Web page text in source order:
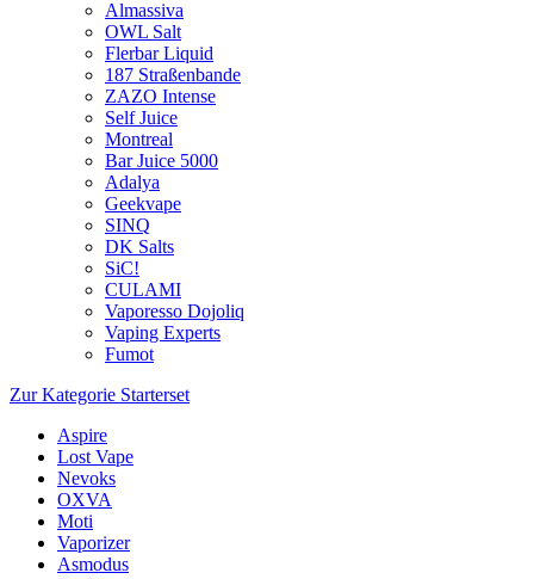
Almassiva
OWL Salt
Flerbar Liquid
187 Straßenbande
ZAZO Intense
Self Juice
Montreal
Bar Juice 5000
Adalya
Geekvape
SINQ
DK Salts
SiC!
CULAMI
Vaporesso Dojoliq
Vaping Experts
Fumot
Zur Kategorie Starterset
Aspire
Lost Vape
Nevoks
OXVA
Moti
Vaporizer
Asmodus